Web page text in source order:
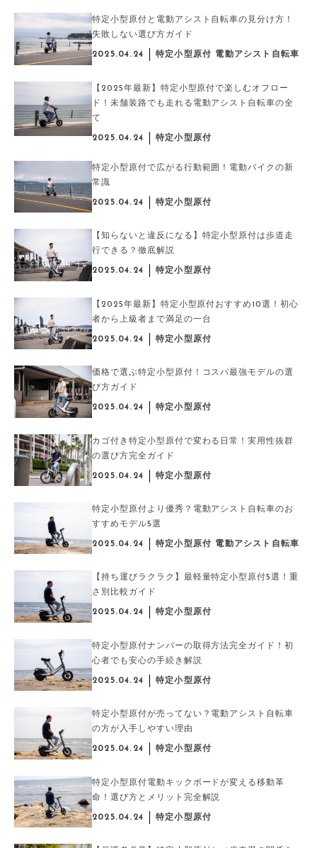
特定小型原付と電動アシスト自転車の見分け方！
失敗しない選び方ガイド
2025.04.24 特定小型原付 電動アシスト自転車
【2025年最新】特定小型原付で楽しむオフロー
ド！未舗装路でも走れる電動アシスト自転車の全
て
2025.04.24 特定小型原付
特定小型原付で広がる行動範囲！電動バイクの新
常識
2025.04.24 特定小型原付
【知らないと違反になる】特定小型原付は歩道走
行できる？徹底解説
2025.04.24 特定小型原付
【2025年最新】特定小型原付おすすめ10選！初心
者から上級者まで満足の一台
2025.04.24 特定小型原付
価格で選ぶ特定小型原付！コスパ最強モデルの選
び方ガイド
2025.04.24 特定小型原付
カゴ付き特定小型原付で変わる日常！実用性抜群
の選び方完全ガイド
2025.04.24 特定小型原付
特定小型原付より優秀？電動アシスト自転車のお
すすめモデル5選
2025.04.24 特定小型原付 電動アシスト自転車
【持ち運びラクラク】最軽量特定小型原付5選！重
さ別比較ガイド
2025.04.24 特定小型原付
特定小型原付ナンバーの取得方法完全ガイド！初
心者でも安心の手続き解説
2025.04.24 特定小型原付
特定小型原付が売ってない？電動アシスト自転車
の方が入手しやすい理由
2025.04.24 特定小型原付
特定小型原付電動キックボードが変える移動革
命！選び方とメリット完全解説
2025.04.24 特定小型原付